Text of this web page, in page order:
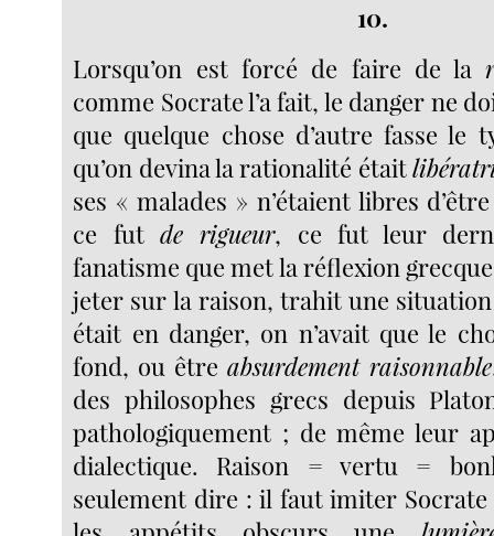
10.
Lorsqu’on est forcé de faire de la
comme Socrate l’a fait, le danger ne
que quelque chose d’autre fasse le
qu’on devina la rationalité était
ses « malades » n’étaient libres
ce fut de rigueur, ce fut leur
fanatisme que met la réflexion
jeter sur la raison, trahit une
était en danger, on n’avait que le
fond, ou êtreabsurdement raisonnable
des philosophes grecs depuis
pathologiquement ; de même leur
dialectique. Raison = vertu =
seulement dire : il faut imiter